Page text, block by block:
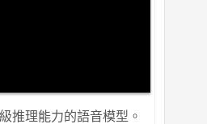
推理能力的語音模型。